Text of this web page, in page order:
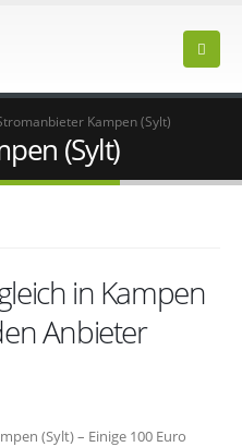
Kampen (Sylt)
(Sylt)
in Kampen
Anbieter
(Sylt) – Einige 100 Euro